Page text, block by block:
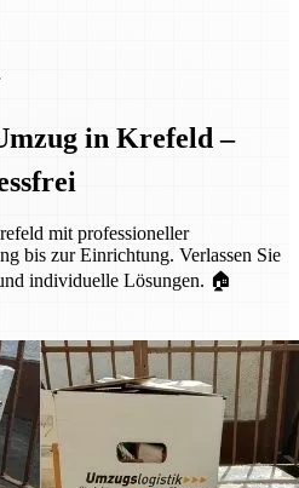
in Krefeld –
mit professioneller
bis zur Einrichtung. Verlassen Sie
individuelle Lösungen. 🏠